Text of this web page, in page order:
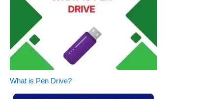
What is Pen Drive?